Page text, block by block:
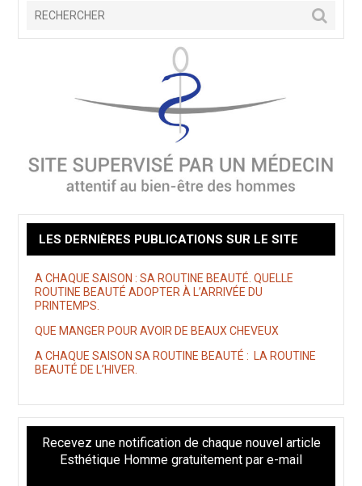
LES DERNIÈRES PUBLICATIONS SUR LE SITE
A CHAQUE SAISON : SA ROUTINE BEAUTÉ. QUELLE
ROUTINE BEAUTÉ ADOPTER À L’ARRIVÉE DU
PRINTEMPS.
QUE MANGER POUR AVOIR DE BEAUX CHEVEUX
A CHAQUE SAISON SA ROUTINE BEAUTÉ : LA ROUTINE
BEAUTÉ DE L’HIVER.
Recevez une notification de chaque nouvel article
Esthétique Homme gratuitement par e-mail